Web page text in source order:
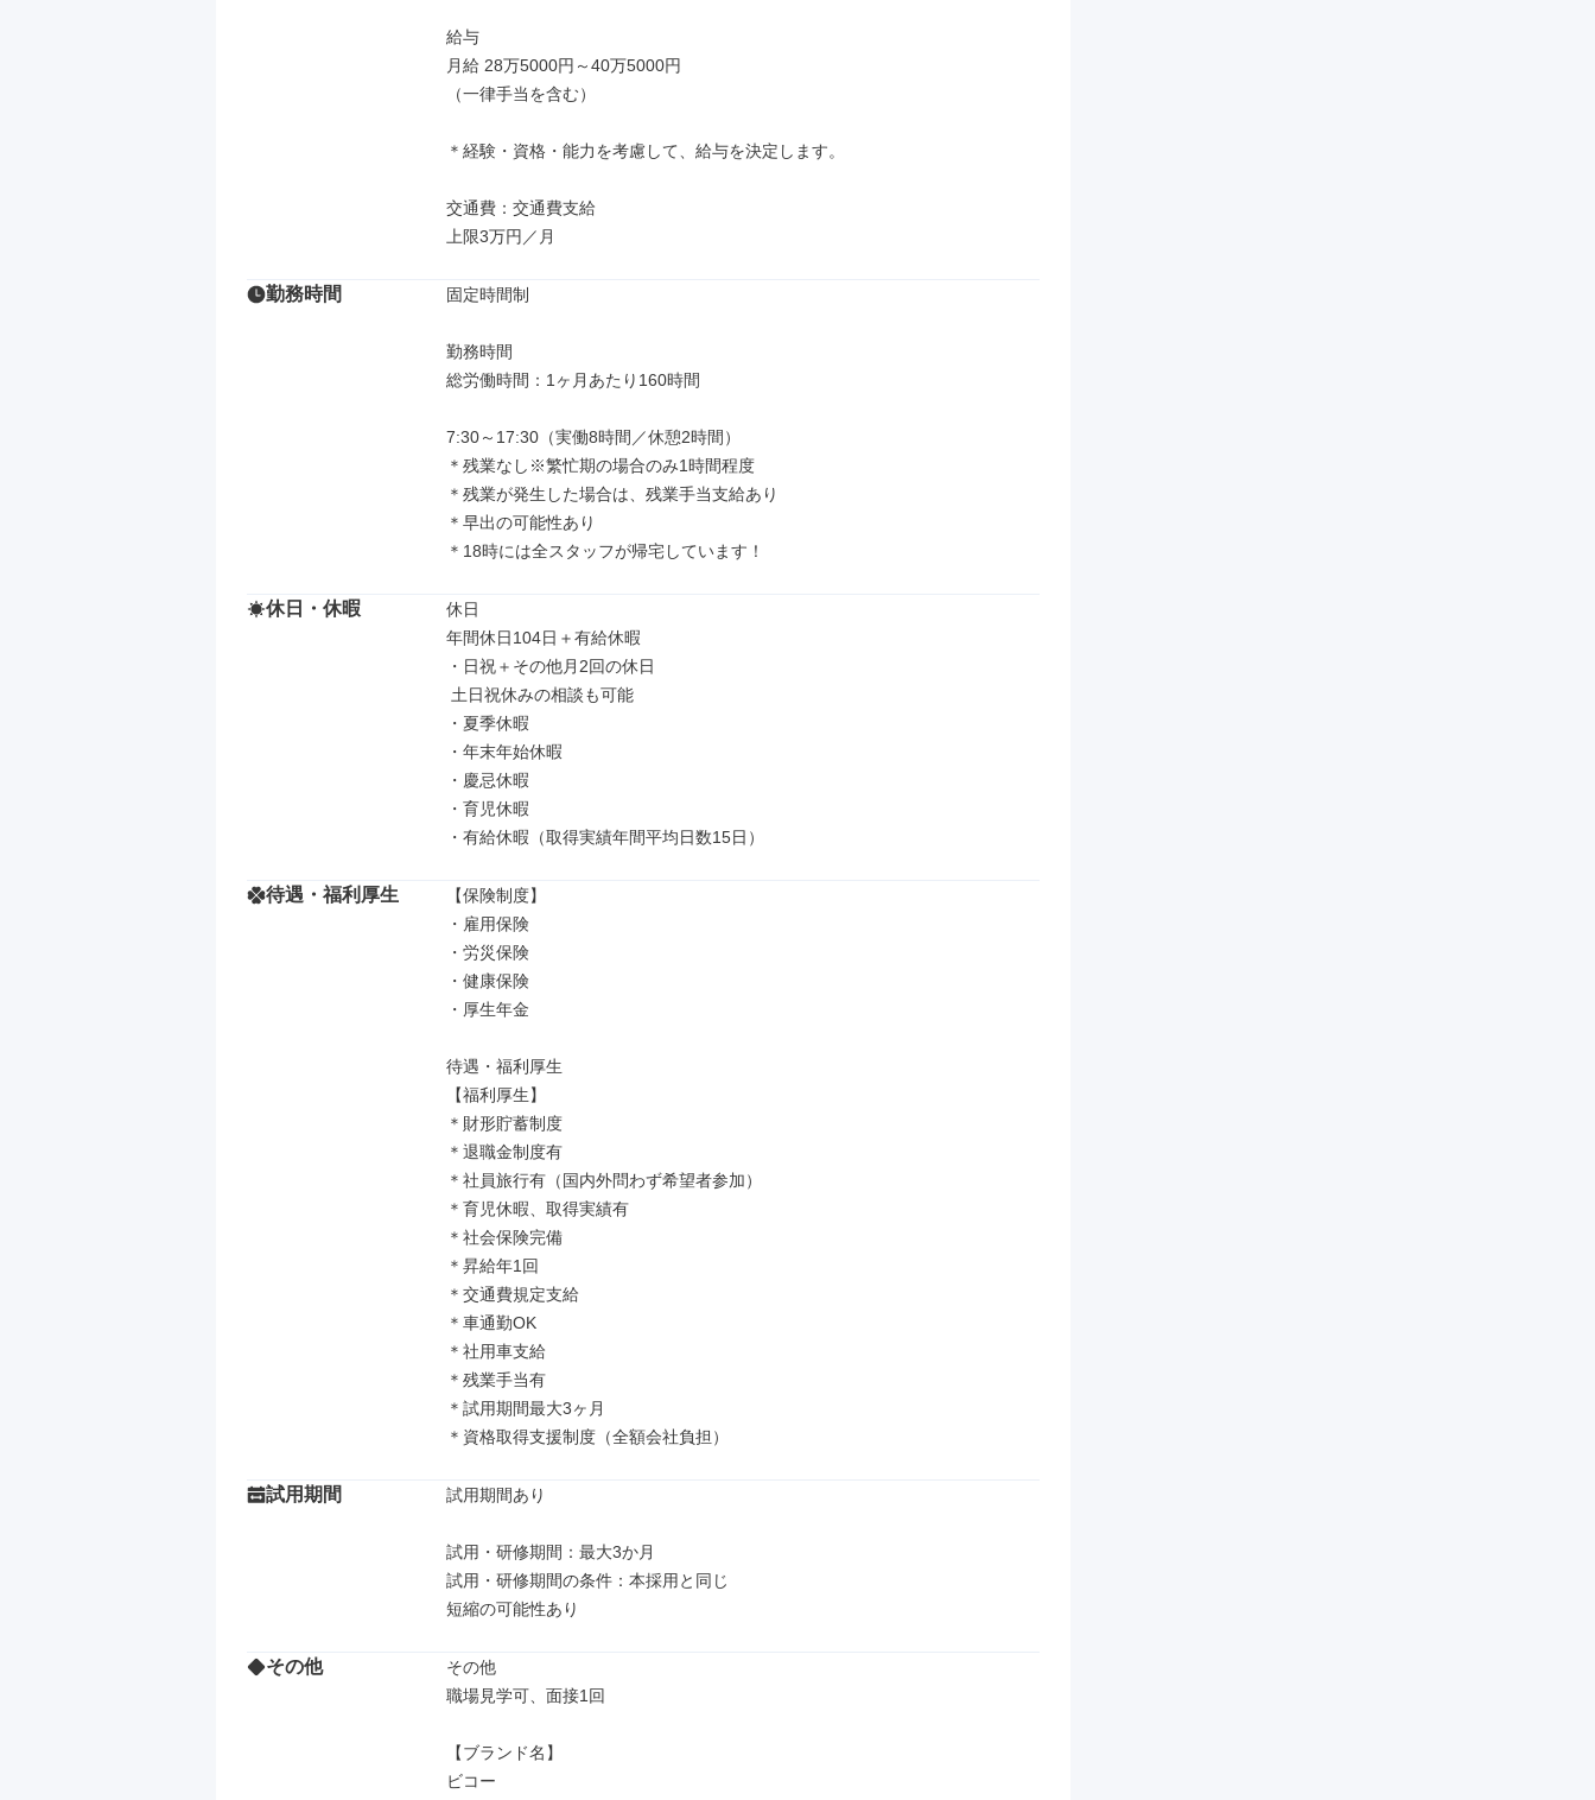
給与
月給 28万5000円～40万5000円
（一律手当を含む）
＊経験・資格・能力を考慮して、給与を決定します。
交通費：交通費支給
上限3万円／月
勤務時間 固定時間制
勤務時間
総労働時間：1ヶ月あたり160時間
7:30～17:30（実働8時間／休憩2時間）
＊残業なし※繁忙期の場合のみ1時間程度
＊残業が発生した場合は、残業手当支給あり
＊早出の可能性あり
＊18時には全スタッフが帰宅しています！
休日・休暇
休日
年間休日104日＋有給休暇
・日祝＋その他月2回の休日
・夏季休暇
・年末年始休暇
・慶忌休暇
・育児休暇
・有給休暇（取得実績年間平均日数15日）
待遇・福利厚生
【保険制度】
・雇用保険
・労災保険
・健康保険
・厚生年金
待遇・福利厚生
【福利厚生】
＊財形貯蓄制度
＊退職金制度有
＊社員旅行有（国内外問わず希望者参加）
＊育児休暇、取得実績有
＊社会保険完備
＊昇給年1回
＊交通費規定支給
＊車通勤OK
＊社用車支給
＊残業手当有
＊試用期間最大3ヶ月
＊資格取得支援制度（全額会社負担）
試用期間 試用期間あり
試用・研修期間：最大3か月
試用・研修期間の条件：本採用と同じ
その他
その他
職場見学可、面接1回
【ブランド名】
ビコー